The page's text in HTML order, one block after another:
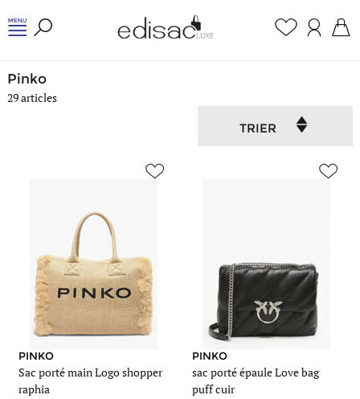
Pinko
29 articles
TRIER
PINKO
Sac porté main Logo shopper
raphia
PINKO
sac porté épaule Love bag
puff cuir